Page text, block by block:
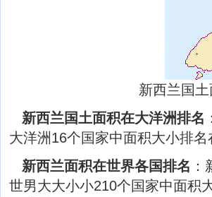
新西兰国
新西兰国土面积在大洋洲排名
大洋洲16个国家中面积大小排
新西兰面积在世界各国排名
世男大大小小210个国家中面积